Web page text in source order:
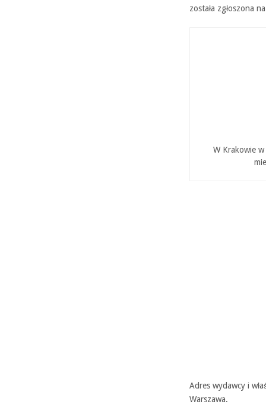
została zgłoszona
W Krakowie
Adres wydawcy i
Warszawa.